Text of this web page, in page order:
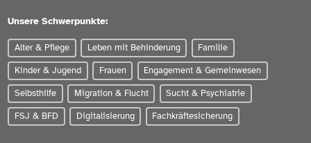
Unsere Schwerpunkte:
Alter & Pflege Leben mit Behinderung Familie
Kinder & Jugend Frauen Engagement & Gemeinwesen
Selbsthilfe Migration & Flucht Sucht & Psychiatrie
FSJ & BFD Digitalisierung Fachkräftesicherung